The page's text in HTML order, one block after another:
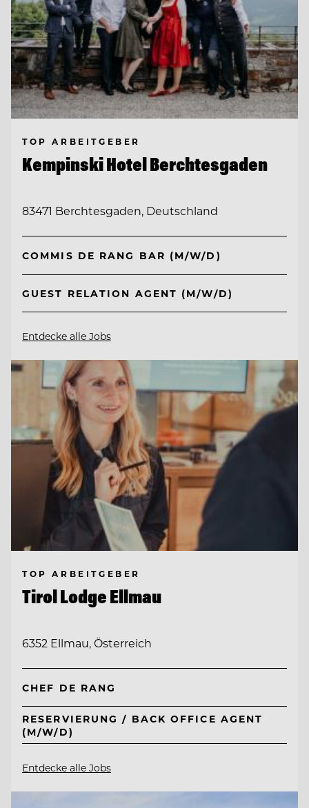
TOP ARBEITGEBER
Kempinski Hotel Berchtesgaden
83471 Berchtesgaden, Deutschland
COMMIS DE RANG BAR (M/W/D)
GUEST RELATION AGENT (M/W/D)
Entdecke alle Jobs
TOP ARBEITGEBER
Tirol Lodge Ellmau
6352 Ellmau, Österreich
CHEF DE RANG
RESERVIERUNG / BACK OFFICE AGENT
(M/W/D)
Entdecke alle Jobs